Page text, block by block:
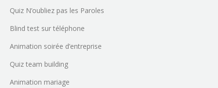
Quiz N’oubliez pas les Paroles
Blind test sur téléphone
Animation soirée d’entreprise
Quiz team building
Animation mariage